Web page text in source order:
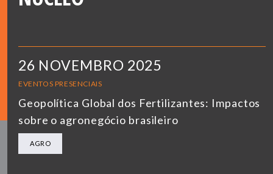
26 NOVEMBRO 2025
EVENTOS PRESENCIAIS
Geopolítica Global dos Fertilizantes: Impactos
sobre o agronegócio brasileiro
AGRO